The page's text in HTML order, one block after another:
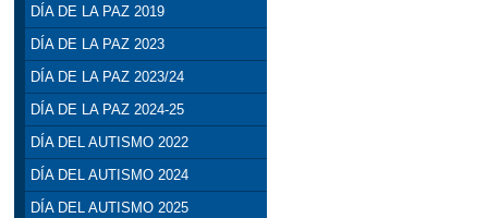
DÍA DE LA PAZ 2019
DÍA DE LA PAZ 2023
DÍA DE LA PAZ 2023/24
DÍA DE LA PAZ 2024-25
DÍA DEL AUTISMO 2022
DÍA DEL AUTISMO 2024
DÍA DEL AUTISMO 2025